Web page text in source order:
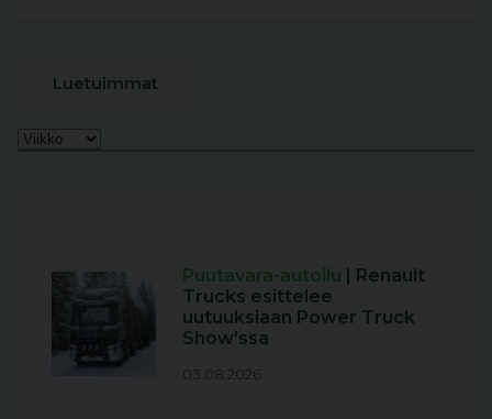
Luetuimmat
Puutavara-autoilu | Renault
Trucks esittelee
uutuuksiaan Power Truck
Show'ssa
03.08.2026